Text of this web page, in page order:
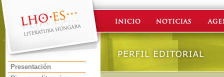
Presentación